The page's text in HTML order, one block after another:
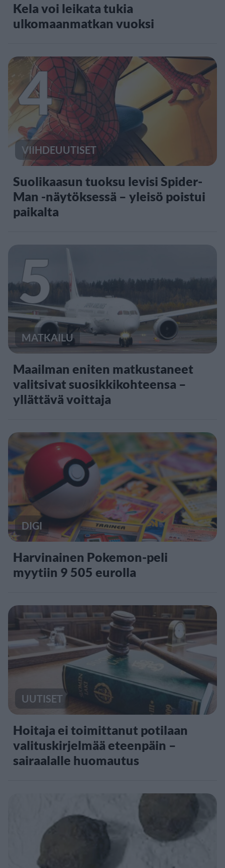
Kela voi leikata tukia
ulkomaanmatkan vuoksi
4
VIIHDEUUTISET
Suolikaasun tuoksu levisi Spider-
Man -näytöksessä – yleisö poistui
paikalta
5
MATKAILU
Maailman eniten matkustaneet
valitsivat suosikkikohteensa –
yllättävä voittaja
DIGI
Harvinainen Pokemon-peli
myytiin 9 505 eurolla
UUTISET
Hoitaja ei toimittanut potilaan
valituskirjelmää eteenpäin –
sairaalalle huomautus